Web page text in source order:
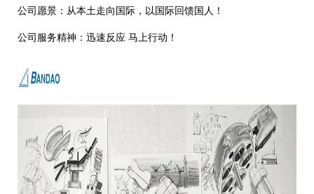
公司愿景：从本土走向国际，以国际回馈国人！
公司服务精神：迅速反应 马上行动！